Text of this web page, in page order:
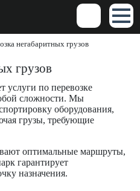
негабаритных грузов
грузов
услуги по перевозке
сложности. Мы
оборудования,
грузы, требующие
оптимальные маршруты,
гарантирует
назначения.